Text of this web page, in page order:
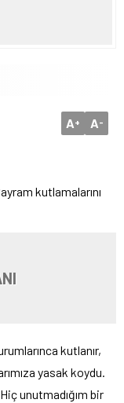
A+ A-
kutlamalarını
kutlanır,
yasak koydu.
unutmadığım bir